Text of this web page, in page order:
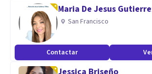
Maria De Jesus
San Francisco
Contactar